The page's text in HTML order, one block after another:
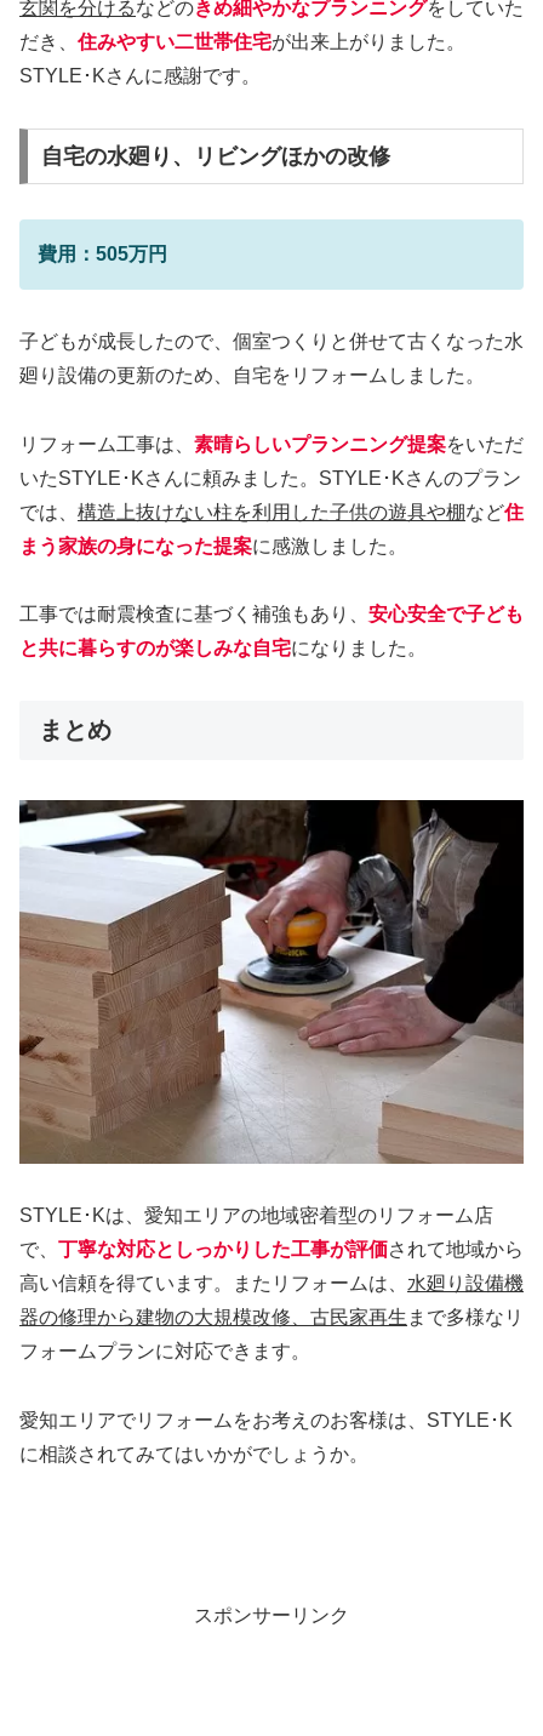
玄関を分けるなどのきめ細やかなプランニングをしていた
だき、 住みやすい二世帯住宅が出来上がりました。
STYLE･Kさんに感謝です。
自宅の水廻り、リビングほかの改修
費用：505万円
子どもが成長したので、個室つくりと併せて古くなった水
廻り設備の更新のため、自宅をリフォームしました。
リフォーム工事は、 素晴らしいプランニング提案をいただ
いたSTYLE･Kさんに頼みました。STYLE･Kさんのプラン
では、 構造上抜けない柱を利用した子供の遊具や棚など住
まう家族の身になった提案に感激しました。
工事では耐震検査に基づく補強もあり、 安心安全で子ども
と共に暮らすのが楽しみな自宅になりました。
まとめ
STYLE･Kは、愛知エリアの地域密着型のリフォーム店
で、 丁寧な対応としっかりした工事が評価されて地域から
高い信頼を得ています。またリフォームは、 水廻り設備機
器の修理から建物の大規模改修、古民家再生 まで多様なリ
フォームプランに対応できます。
愛知エリアでリフォームをお考えのお客様は、STYLE･K
に相談されてみてはいかがでしょうか。
スポンサーリンク